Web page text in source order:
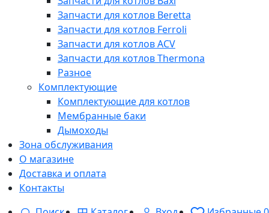
Запчасти для котлов Beretta
Запчасти для котлов Ferroli
Запчасти для котлов ACV
Запчасти для котлов Thermona
Разное
Комплектующие
Комплектующие для котлов
Мембранные баки
Дымоходы
Зона обслуживания
О магазине
Доставка и оплата
Контакты